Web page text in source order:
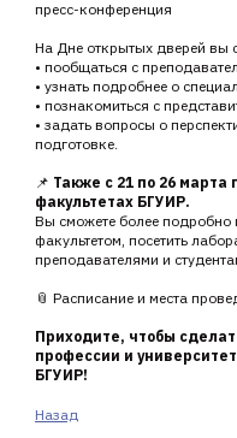
пресс-конференция
На Дне открытых дверей вы
• пообщаться с
• узнать подробнее о
• познакомиться с
• задать вопросы о
подготовке.
📌 Также с 21 по 26
факультетах БГУИР.
Вы сможете более подробно
факультетом, посетить
преподавателями и
📎 Расписание и места
Приходите, чтобы
профессии и
БГУИР!
Назад